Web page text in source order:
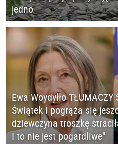
jedno
Ewa Woydyłło
Świątek i pogrąża się
dziewczyna troszkę
I to nie jest pogardliwe"